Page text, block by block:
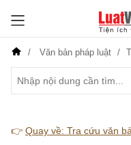
Văn bản pháp luật
👉 Quay về: Tra cứu văn